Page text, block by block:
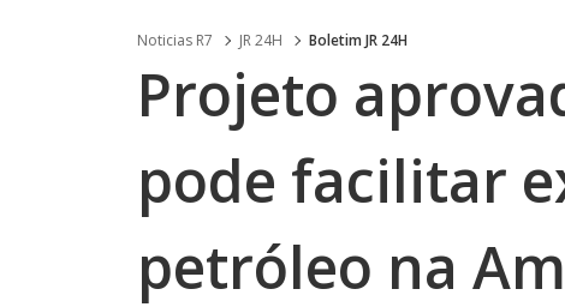
Noticias R7 JR 24H Boletim JR 24H
Projeto
pode facilitar
petróleo na